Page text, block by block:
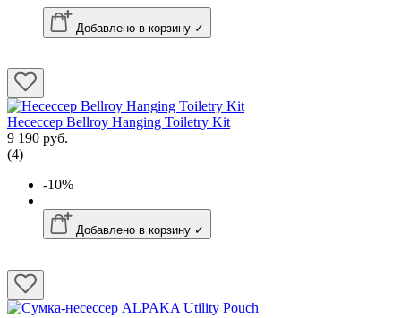
Добавлено в корзину ✓
Несессер Bellroy Hanging Toiletry Kit
9 190 руб.
(4)
-10%
Добавлено в корзину ✓